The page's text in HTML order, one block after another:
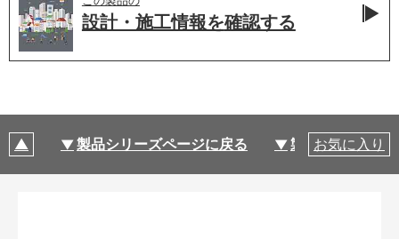
設計・施工情報を確認する
製品シリーズページに戻る 製品仕様
お気に入り